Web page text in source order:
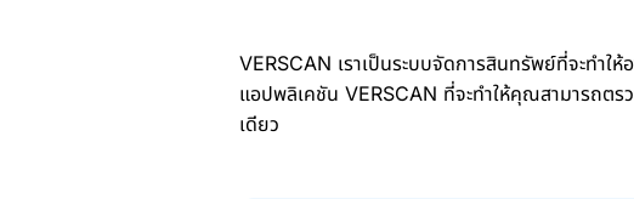
VERSCAN เราเป็นระบบจัดการสินทรัพย์ที่จะทำ
แอปพลิเคชัน VERSCAN ที่จะทำให้คุณสามารถต
เดียว